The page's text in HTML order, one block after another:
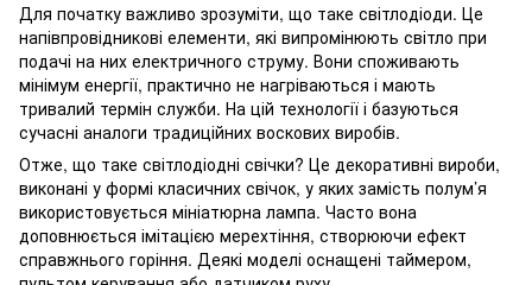
Для початку важливо зрозуміти, що таке світлодіоди. Це
напівпровідникові елементи, які випромінюють світло при
подачі на них електричного струму. Вони споживають
мінімум енергії, практично не нагріваються і мають
тривалий термін служби. На цій технології і базуються
сучасні аналоги традиційних воскових виробів.
Отже, що таке світлодіодні свічки? Це декоративні вироби,
виконані у формі класичних свічок, у яких замість полум’я
використовується мініатюрна лампа. Часто вона
доповнюється імітацією мерехтіння, створюючи ефект
справжнього горіння. Деякі моделі оснащені таймером,